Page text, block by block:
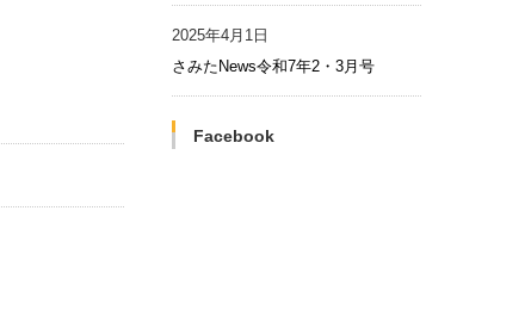
2025年4月1日
さみたNews令和7年2・3月号
Facebook